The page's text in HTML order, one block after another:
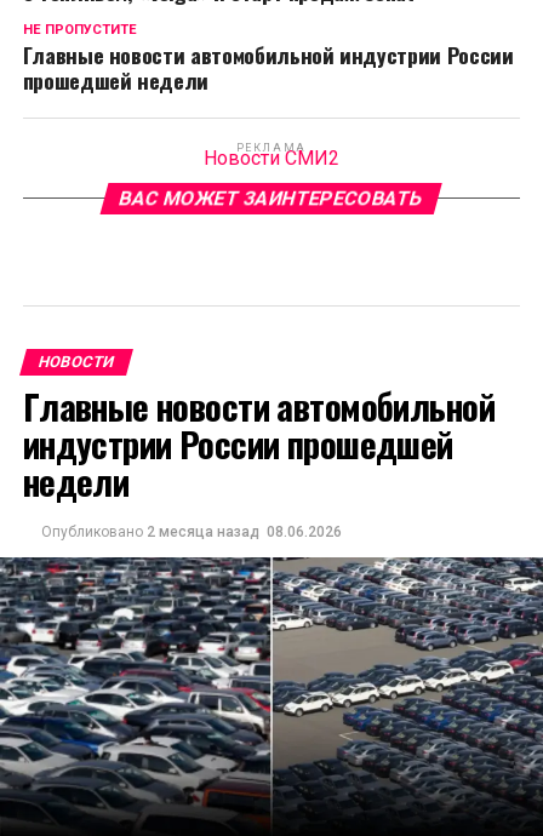
НЕ ПРОПУСТИТЕ
Главные новости автомобильной индустрии России
прошедшей недели
РЕКЛАМА
Новости СМИ2
ВАС МОЖЕТ ЗАИНТЕРЕСОВАТЬ
НОВОСТИ
Главные новости автомобильной
индустрии России прошедшей
недели
Опубликовано 2 месяца назад 08.06.2026